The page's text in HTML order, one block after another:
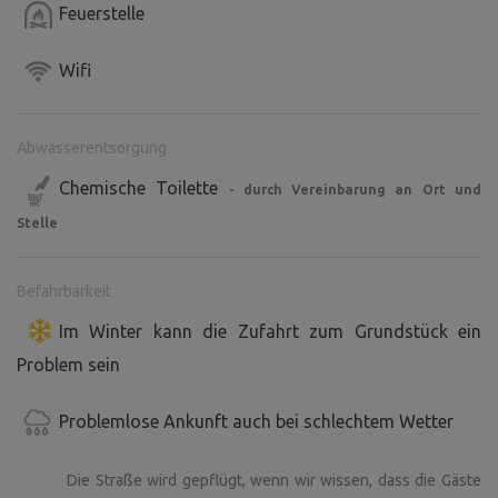
Einrichtungen gibt es ein ganzjährig beheiztes
Waschbecken).
Feuerstelle
Wifi
Abwasserentsorgung
Chemische Toilette - durch Vereinbarung an Ort und
Stelle
Befahrbarkeit
Im Winter kann die Zufahrt zum Grundstück ein
Problem sein
Problemlose Ankunft auch bei schlechtem Wetter
Die Straße wird gepflügt, wenn wir wissen, dass die Gäste